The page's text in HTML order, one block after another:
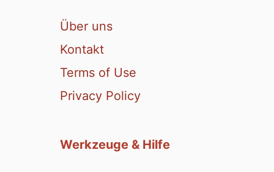
Über uns
Kontakt
Terms of Use
Privacy Policy
Werkzeuge & Hilfe